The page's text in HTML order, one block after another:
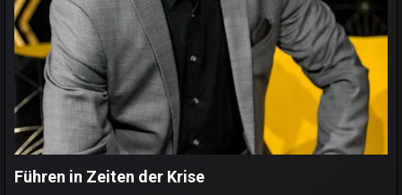
Führen in Zeiten der Krise